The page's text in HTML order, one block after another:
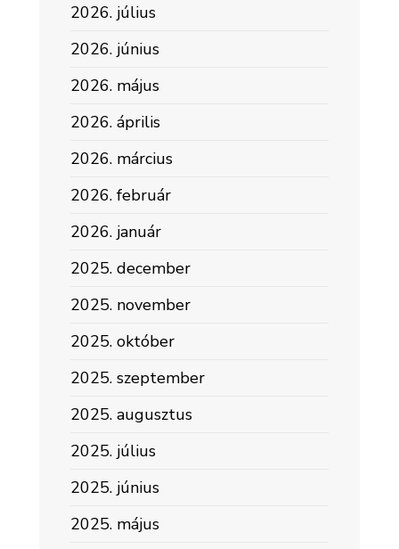
2026. július
2026. június
2026. május
2026. április
2026. március
2026. február
2026. január
2025. december
2025. november
2025. október
2025. szeptember
2025. augusztus
2025. július
2025. június
2025. május